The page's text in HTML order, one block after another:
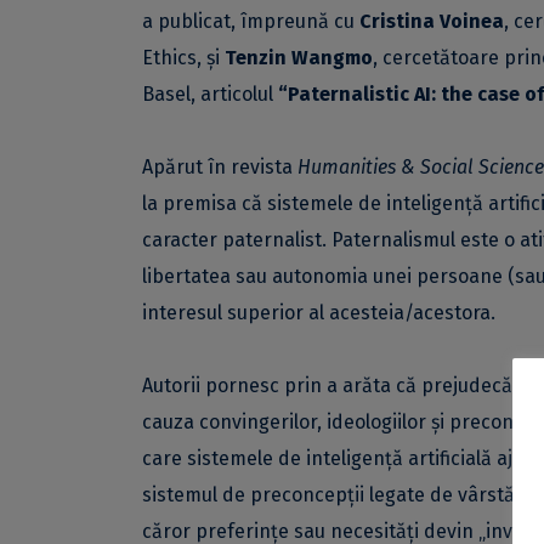
a publicat, împreună cu Cristina Voinea,
Ethics, și Tenzin Wangmo, cercetătoare
Basel, articolul “Paternalistic AI: the case
Apărut în revista Humanities & Social
la premisa că sistemele de inteligență
caracter paternalist. Paternalismul este o
libertatea sau autonomia unei persoane
interesul superior al acesteia/acestora.
Autorii pornesc prin a arăta că
cauza convingerilor, ideologiilor și
care sistemele de inteligență artificială
sistemul de preconcepții legate de vârstă,
căror preferințe sau necesități devin